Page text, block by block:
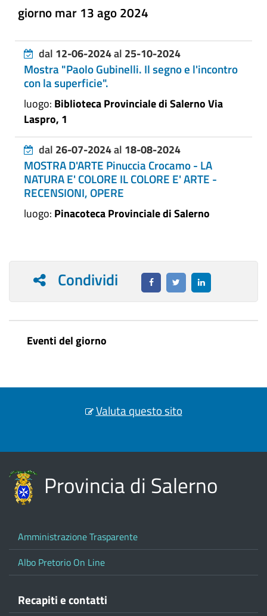
giorno mar 13 ago 2024
dal 12-06-2024al 25-10-2024
Mostra "Paolo Gubinelli. Il segno e l'incontro
con la superficie".
luogo: Biblioteca Provinciale di Salerno Via
Laspro, 1
dal 26-07-2024al 18-08-2024
MOSTRA D'ARTE Pinuccia Crocamo - LA
NATURA E' COLORE IL COLORE E' ARTE -
RECENSIONI, OPERE
luogo: Pinacoteca Provinciale di Salerno
Condividi
Eventi del giorno
Valuta questo sito
Provincia di Salerno
Amministrazione Trasparente
Albo Pretorio On Line
Recapiti e contatti